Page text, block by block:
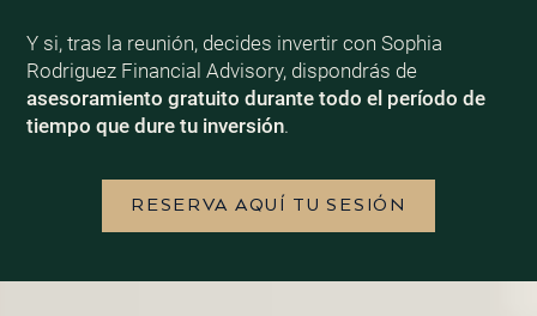
Y si, tras la reunión, decides invertir con Sophia
Rodriguez Financial Advisory, dispondrás de
asesoramiento gratuito durante todo el período de
tiempo que dure tu inversión.
RESERVA AQUÍ TU SESIÓN